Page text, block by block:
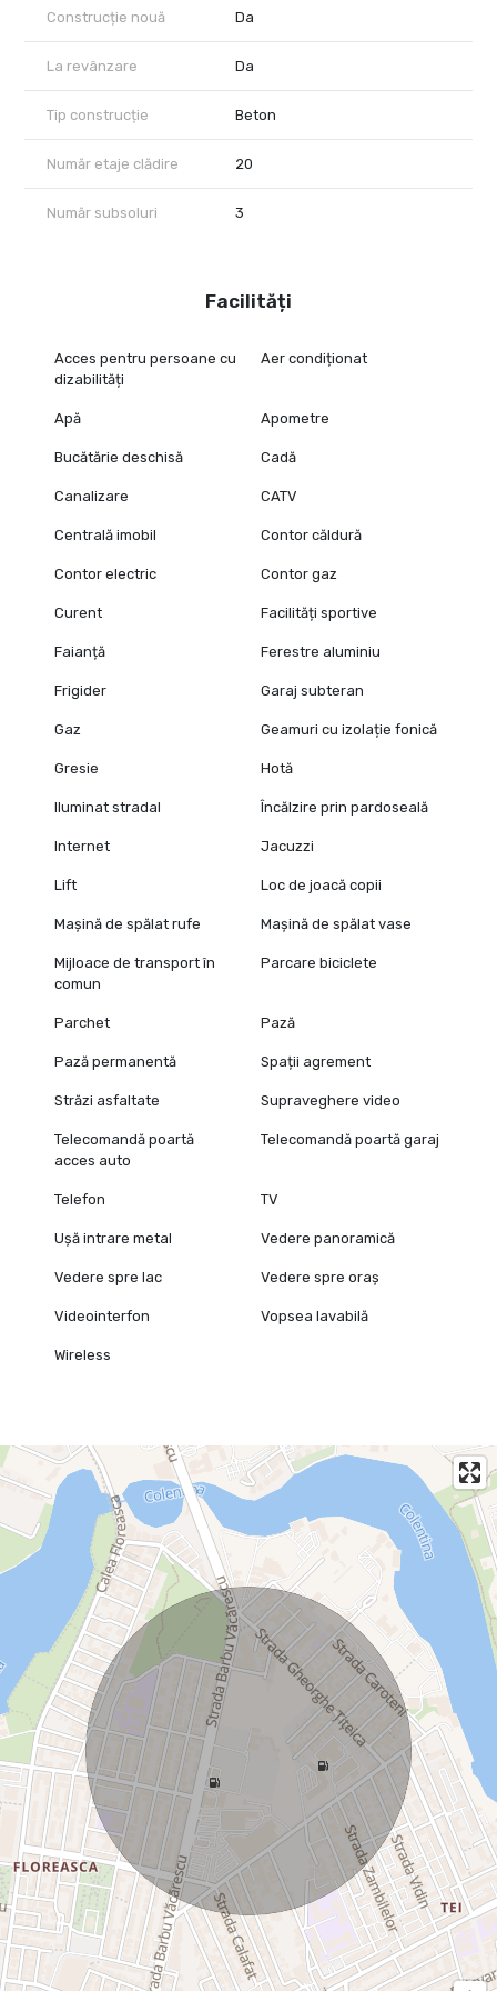
Construcție nouă Da
La revânzare Da
Tip construcție Beton
Număr etaje clădire 20
Număr subsoluri 3
Facilități
Acces pentru persoane cu
dizabilități
Aer condiționat
Apă Apometre
Bucătărie deschisă Cadă
Canalizare CATV
Centrală imobil Contor căldură
Contor electric Contor gaz
Curent Facilități sportive
Faianță Ferestre aluminiu
Frigider Garaj subteran
Gaz Geamuri cu izolație fonică
Gresie Hotă
Iluminat stradal Încălzire prin pardoseală
Internet Jacuzzi
Lift Loc de joacă copii
Mașină de spălat rufe Mașină de spălat vase
Mijloace de transport în
comun
Parcare biciclete
Parchet Pază
Pază permanentă Spații agrement
Străzi asfaltate Supraveghere video
Telecomandă poartă
acces auto
Telecomandă poartă garaj
Telefon TV
Ușă intrare metal Vedere panoramică
Vedere spre lac Vedere spre oraș
Videointerfon Vopsea lavabilă
Wireless